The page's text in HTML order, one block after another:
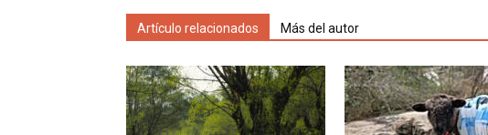
Artículo relacionados Más del autor